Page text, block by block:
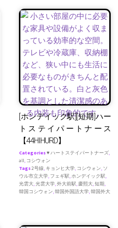
[ホンデイック駅][短期]ハー
トステイパートナース
【44HIHURD】
Categories♥ ハートステイパートナーズ,
all, コシウォン
Tags2号線, キョンヒ大学, コシウォン, ソ
ウル市立大学, フェギ駅,ホンデイック駅,
光雲大,光雲大学,外大前駅, 慶熙大,短期,
韓国コシウォン,韓国外国語大学,韓国外大